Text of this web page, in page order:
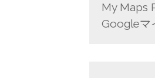
My Maps
Googleマ